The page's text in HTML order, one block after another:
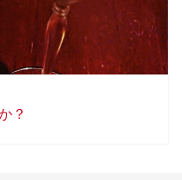
？